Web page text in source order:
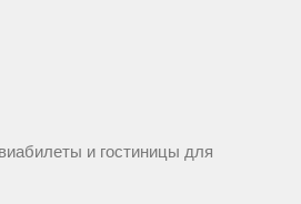
и гостиницы для